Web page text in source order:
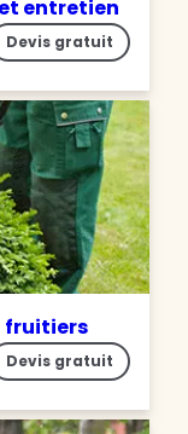
entretien
Devis gratuit
fruitiers
Devis gratuit